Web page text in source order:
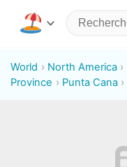
World North America
Province
Punta Cana